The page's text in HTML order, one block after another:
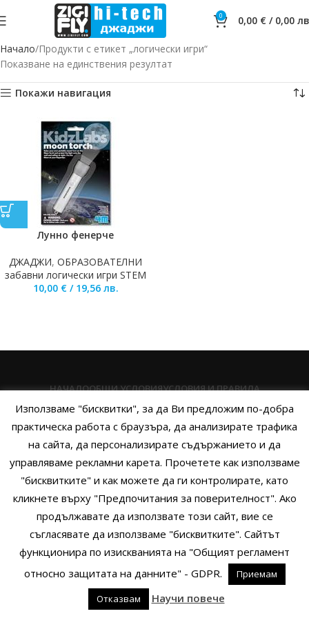
0 0,00 € / 0,00
Начало Продукти с етикет „логически игри“
Показване на единствения резултат
Покажи навигация
Лунно фенерче
ДЖАДЖИ, ОБРАЗОВАТЕЛНИ
забавни логически игри STEM
10,00 € / 19,56 лв.
НАЧАЛООБЩИ УСЛОВИЯУСЛОВИЯ И ПРАВИЛА
ПОЛИТИКА НА БИСКВИТКИТЕПОЛИТИКА ЗА ПОВЕРИТЕЛНОСТ
НАЧИНИ НА ПЛАЩАНЕИЗПРАТЕТЕ ЗАПИТВАНЕ
Copyright © 2014 - 2024 Zigifly.com — Developed byWe Work With
You
Използваме "бисквитки", за да Ви предложим по-добра
практическа работа с браузъра, да анализирате трафика
на сайта, да персонализирате съдържанието и да
управляваме рекламни карета. Прочетете как използваме
"бисквитките" и как можете да ги контролирате, като
кликнете върху "Предпочитания за поверителност". Ако
продължавате да използвате този сайт, вие се
съгласявате да използваме "бисквитките". Сайтът
функционира по изискванията на "Общият регламент
относно защитата на данните" - GDPR.
Приемам
Отказвам
Научи повече